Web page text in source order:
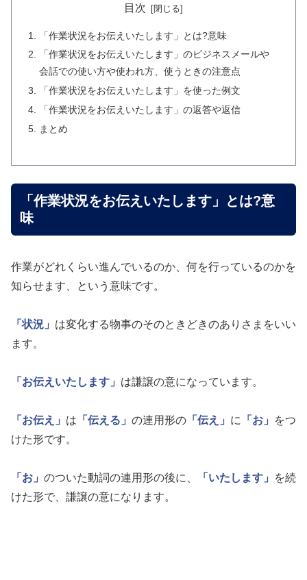
目次
「作業状況をお伝えいたします」とは?意味
「作業状況をお伝えいたします」のビジネスメールや
会話での使い方や使われ方、使うときの注意点
「作業状況をお伝えいたします」を使った例文
「作業状況をお伝えいたします」の返答や返信
まとめ
「作業状況をお伝えいたします」とは?意
味
作業がどれくらい進んでいるのか、何を行っているのかを
知らせます、という意味です。
「状況」 は変化する物事のそのときどきのありさまをいい
ます。
「お伝えいたします」 は謙譲の意になっています。
「お伝え」 は 「伝える」 の連用形の 「伝え」 に 「お」
をつ
けた形です。
「お」 のついた動詞の連用形の後に、 「いたします」
を続
けた形で、謙譲の意になります。